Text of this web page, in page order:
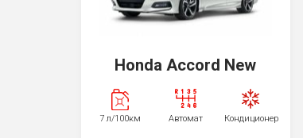
Honda Accord New
7 л/100км Автомат Кондиционер